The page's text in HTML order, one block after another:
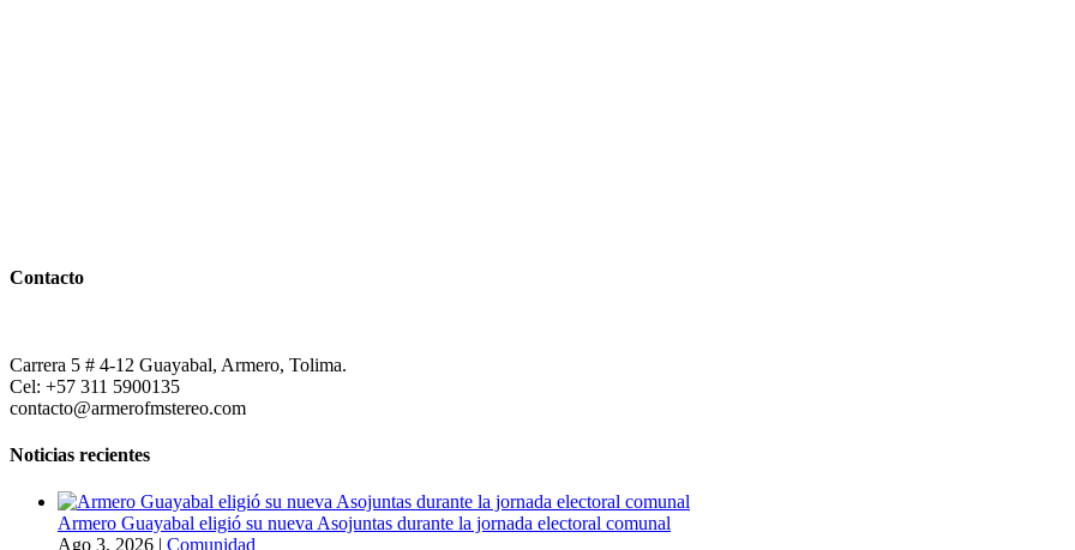
Contacto
Carrera 5 # 4-12 Guayabal, Armero, Tolima.
Cel: +57 311 5900135
contacto@armerofmstereo.com
Noticias recientes
Armero Guayabal eligió su nueva Asojuntas durante la jornada electoral comunal
Ago 3, 2026 | Comunidad